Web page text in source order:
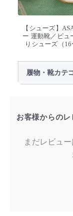
【シューズ】
ー 運動靴／ピュ
りシューズ（16
履物・靴カテ
お客様からのレ
まだレビュ